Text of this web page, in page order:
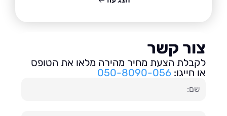
קשר
הצעת מחיר מהירה מלאו את הטופס
חייגו:050-8090-056